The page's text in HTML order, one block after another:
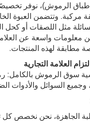
الرموش)، نوفر
وتتضمن العبوة
مثل اللصقات أو
واسعة عن العلامة
مطابقة لهذه المنتجات.
العلامة التجارية
وجميع السوائل والأدوات
الجاهزة، نحن نخصص